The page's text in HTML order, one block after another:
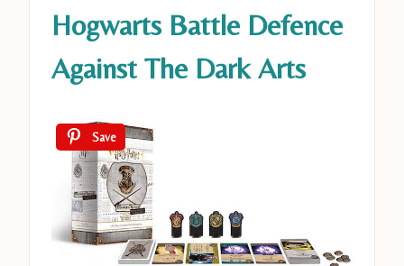
Hogwarts Battle Defence
Against The Dark Arts
Save